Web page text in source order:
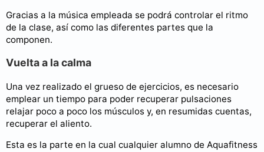
Gracias a la música empleada se podrá controlar el ritmo
de la clase, así como las diferentes partes que la
componen.
Vuelta a la calma
Una vez realizado el grueso de ejercicios, es necesario
emplear un tiempo para poder recuperar pulsaciones
relajar poco a poco los músculos y, en resumidas cuentas,
recuperar el aliento.
Esta es la parte en la cual cualquier alumno de Aquafitness